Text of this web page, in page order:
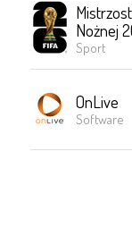
Nożnej
Sport
OnLive
Software